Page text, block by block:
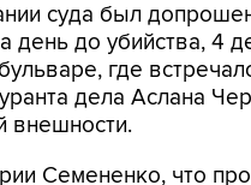
суда был
день до убийства, 4
где
дела Аслана
внешности.
Семененко, что